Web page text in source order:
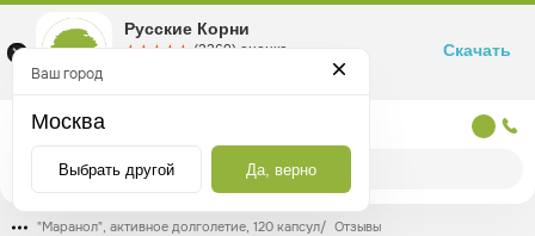
"Маранол", активное долголетие, 120 капсул/ Отзывы
Ваш город
Москва
Выбрать другой Да, верно
Русские Корни
☆☆☆☆☆
★★★★★ (2360) оценка
Маркетплейс товаров для здоровья
Скачать